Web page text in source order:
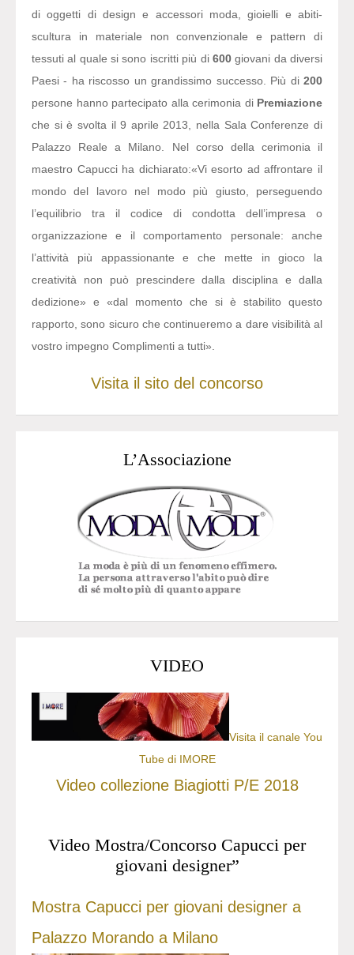
di oggetti di design e accessori moda, gioielli e abiti-
scultura in materiale non convenzionale e pattern di
tessuti al quale si sono iscritti più di 600giovani da diversi
Paesi - ha riscosso un grandissimo successo. Più di 200
persone hanno partecipato alla cerimonia di Premiazione
che si è svolta il 9 aprile 2013, nella Sala Conferenze di
Palazzo Reale a Milano. Nel corso della cerimonia il
maestro Capucci ha dichiarato:«Vi esorto ad affrontare il
mondo del lavoro nel modo più giusto, perseguendo
l’equilibrio tra il codice di condotta dell’impresa o
organizzazione e il comportamento personale: anche
l’attività più appassionante e che mette in gioco la
creatività non può prescindere dalla disciplina e dalla
dedizione» e «dal momento che si è stabilito questo
rapporto, sono sicuro che continueremo a dare visibilità al
vostro impegno Complimenti a tutti».
Visita il sito del concorso
L’Associazione
VIDEO
Visita il canale You
Tube di IMORE
Video collezione Biagiotti P/E 2018
Video Mostra/Concorso Capucci per
giovani designer”
Mostra Capucci per giovani designer a
Palazzo Morando a Milano